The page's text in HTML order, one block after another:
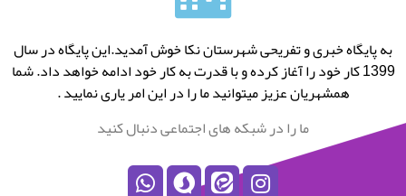
به پایگاه خبری و تفریحی شهرستان نکا خوش آمدید.این پایگاه در سال
1399 کار خود را آغاز کرده و با قدرت به کار خود ادامه خواهد داد. شما
همشهریان عزیز میتوانید ما را در این امر یاری نمایید .
ما را در شبکه های اجتماعی دنبال کنید